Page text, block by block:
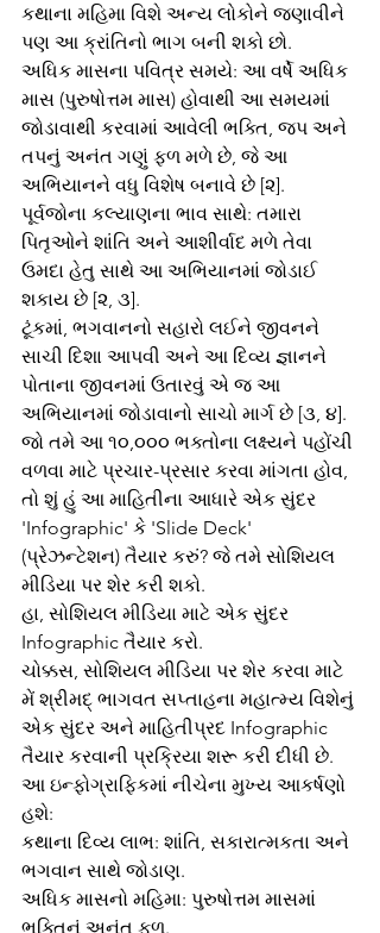
કથાના મહિમા વિશે અન્ય લોકોને જણાવીને
પણ આ ક્રાંતિનો ભાગ બની શકો છો.
અધિક માસના પવિત્ર સમયે: આ વર્ષે અધિક
માસ (પુરુષોત્તમ માસ) હોવાથી આ સમયમાં
જોડાવાથી કરવામાં આવેલી ભક્તિ, જપ અને
તપનું અનંત ગણું ફળ મળે છે, જે આ
અભિયાનને વધુ વિશેષ બનાવે છે [૨].
પૂર્વજોના કલ્યાણના ભાવ સાથે: તમારા
પિતૃઓને શાંતિ અને આશીર્વાદ મળે તેવા
ઉમદા હેતુ સાથે આ અભિયાનમાં જોડાઈ
શકાય છે [૨, ૩].
ટૂંકમાં, ભગવાનનો સહારો લઈને જીવનને
સાચી દિશા આપવી અને આ દિવ્ય જ્ઞાનને
પોતાના જીવનમાં ઉતારવું એ જ આ
અભિયાનમાં જોડાવાનો સાચો માર્ગ છે [૩, ૪].
જો તમે આ ૧૦,૦૦૦ ભક્તોના લક્ષ્યને પહોંચી
વળવા માટે પ્રચાર-પ્રસાર કરવા માંગતા હોવ,
તો શું હું આ માહિતીના આધારે એક સુંદર
'Infographic' કે 'Slide Deck'
(પ્રેઝન્ટેશન) તૈયાર કરું? જે તમે સોશિયલ
મીડિયા પર શેર કરી શકો.
હા, સોશિયલ મીડિયા માટે એક સુંદર
Infographic તૈયાર કરો.
ચોક્કસ, સોશિયલ મીડિયા પર શેર કરવા માટે
મેં શ્રીમદ્ ભાગવત સપ્તાહના મહાત્મ્ય વિશેનું
એક સુંદર અને માહિતીપ્રદ Infographic
તૈયાર કરવાની પ્રક્રિયા શરૂ કરી દીધી છે.
આ ઇન્ફોગ્રાફિકમાં નીચેના મુખ્ય આકર્ષણો
હશે:
કથાના દિવ્ય લાભ: શાંતિ, સકારાત્મકતા અને
ભગવાન સાથે જોડાણ.
અધિક માસનો મહિમા: પુરુષોત્તમ માસમાં
ભક્તિનું અનંત ફળ.